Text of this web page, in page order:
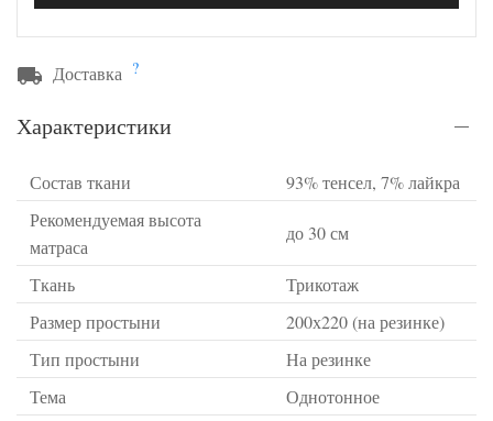
Доставка ?
Характеристики
Состав ткани
93% тенсел, 7% лайкра
Рекомендуемая высота
матраса
до 30 см
Ткань
Трикотаж
Размер простыни
200х220 (на резинке)
Тип простыни
На резинке
Тема
Однотонное